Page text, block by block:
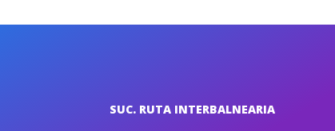
SUC. RUTA INTERBALNEARIA